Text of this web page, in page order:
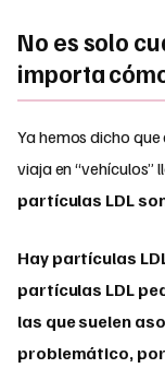
No es solo
importa
Ya hemos dicho
viaja en
partículas LDL
Hay partículas
partículas LDL
las que suelen
problemático,